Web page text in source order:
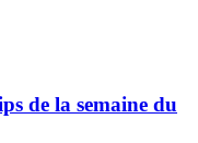
de la semaine du